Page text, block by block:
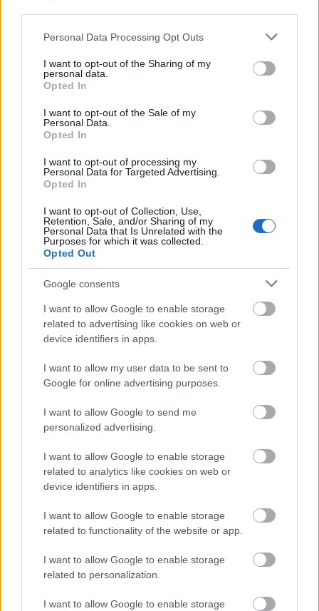
Please note that this website/app uses one or more Google
not limited to your visit or usage behaviour. You may click to
grant or deny consent to Google and its third-party tags to
use your data for below specified purposes in below Google
consent section.
Personal Data Processing Opt Outs
I want to opt-out of the Sharing of my
personal data.
Opted In
I want to opt-out of the Sale of my
Personal Data.
Opted In
I want to opt-out of processing my
Personal Data for Targeted Advertising.
Opted In
I want to opt-out of Collection, Use,
Retention, Sale, and/or Sharing of my
Personal Data that Is Unrelated with the
Purposes for which it was collected.
Opted Out
Google consents
I want to allow Google to enable storage
related to advertising like cookies on web or
device identifiers in apps.
I want to allow my user data to be sent to
Google for online advertising purposes.
I want to allow Google to send me
personalized advertising.
I want to allow Google to enable storage
related to analytics like cookies on web or
device identifiers in apps.
I want to allow Google to enable storage
related to functionality of the website or app.
I want to allow Google to enable storage
related to personalization.
I want to allow Google to enable storage
Mikulás Hollandia Amszterdam Gyermek
„BARTÓKKAL EURÓPÁÉRT” – NAGYSZABÁSÚ
FESZTIVÁLLAL INDUL A CONCERTO BUDAPEST
ÉVADA
ORSZÁGOS TÁNCHÁZTALÁLKOZÓ ÉS
KIRAKODÓVÁSÁR
https://kulturpart.hu/api/trackback/id/16316702
Kommentek:
minősülnek, értük aszolgáltatás technikaiüzemeltetője semmilyen felelősséget